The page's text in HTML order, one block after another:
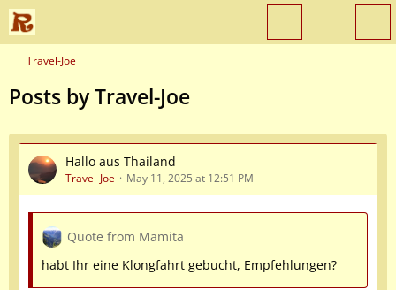
Travel-Joe
Posts by Travel-Joe
Hallo aus Thailand
Travel-Joe May 11, 2025 at 12:51 PM
Quote from Mamita
habt Ihr eine Klongfahrt gebucht, Empfehlungen?